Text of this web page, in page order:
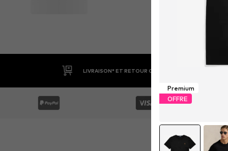
Premium
OFFRE
LIVRAISON* ET RETOUR GRATUITS